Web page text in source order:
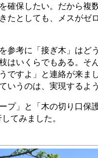
確保したい。だから複
たとしても、メスがゼ
参考に「接ぎ木」はど
はいくらでもある。そ
ですよ」と連絡が来ま
いうのは、実現するよ
プ」と「木の切り口保
てみました。